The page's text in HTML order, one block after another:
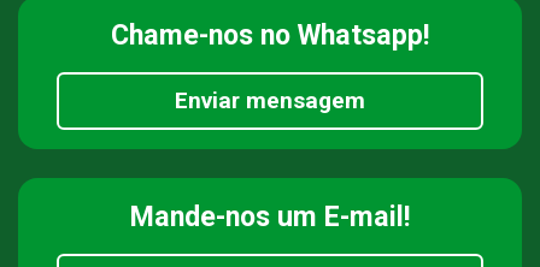
Chame-nos no Whatsapp!
Enviar mensagem
Mande-nos um E-mail!